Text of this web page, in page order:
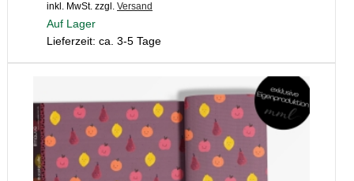
inkl. MwSt. zzgl. Versand
Auf Lager
Lieferzeit: ca. 3-5 Tage